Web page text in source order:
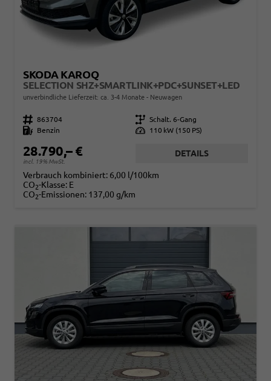
SKODA KAROQ
SELECTION SHZ+SMARTLINK+PDC+SUNSET+LED
unverbindliche Lieferzeit: ca. 3-4 Monate Neuwagen
Fahrzeugnr. 863704 Getriebe Schalt. 6-Gang
Kraftstoff
Benzin Leistung 110 kW (150 PS)
28.790,– €
incl. 19% MwSt.
DETAILS
Verbrauch kombiniert: 6,00 l/100km
CO2-Klasse: E
CO2-Emissionen: 137,00 g/km